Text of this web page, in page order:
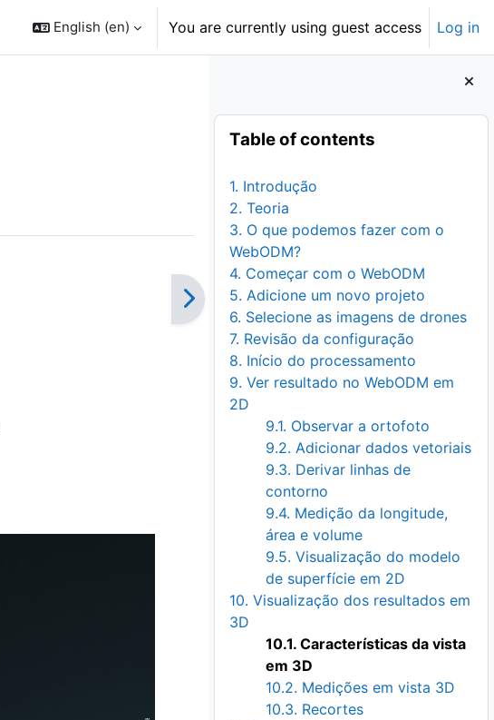
English ‎(en)‎ You are currently using guest access Log in
Blocks
Skip Table of contents
Table of contents
1. Introdução
2. Teoria
3. O que podemos fazer com o
WebODM?
4. Começar com o WebODM
5. Adicione um novo projeto
6. Selecione as imagens de drones
7. Revisão da configuração
8. Início do processamento
9. Ver resultado no WebODM em
2D
9.1. Observar a ortofoto
9.2. Adicionar dados vetoriais
9.3. Derivar linhas de
contorno
9.4. Medição da longitude,
área e volume
9.5. Visualização do modelo
de superfície em 2D
10. Visualização dos resultados em
3D
10.1. Características da vista
em 3D
10.2. Medições em vista 3D
10.3. Recortes